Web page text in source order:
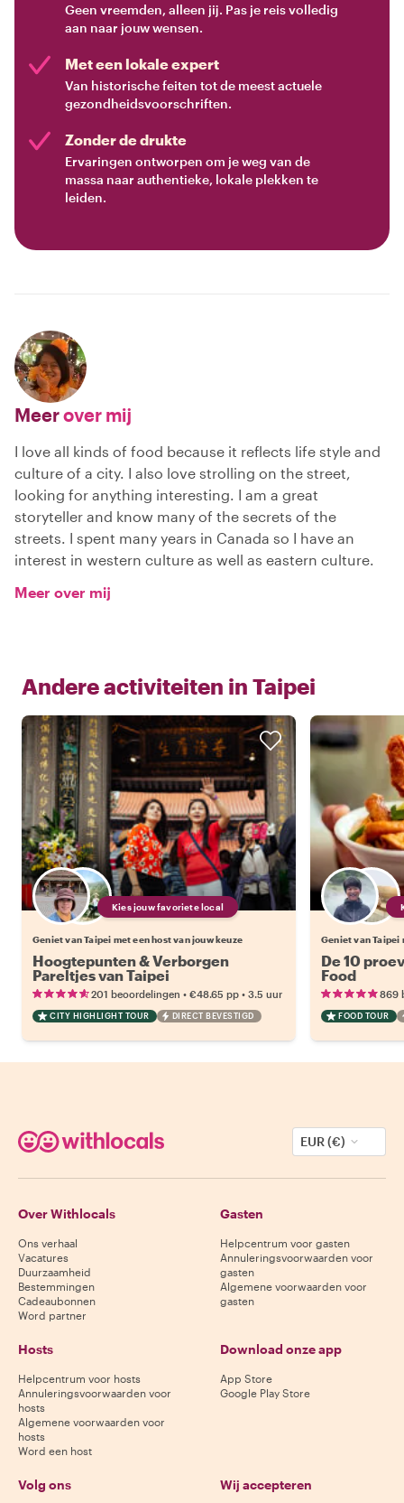
Geen vreemden, alleen jij. Pas je reis volledig
aan naar jouw wensen.
Met een lokale expert
Van historische feiten tot de meest actuele
gezondheidsvoorschriften.
Zonder de drukte
Ervaringen ontworpen om je weg van de
massa naar authentieke, lokale plekken te
leiden.
Meerover mij
I love all kinds of food because it reflects life style and
culture of a city. I also love strolling on the street,
looking for anything interesting. I am a great
storyteller and know many of the secrets of the
streets. I spent many years in Canada so I have an
interest in western culture as well as eastern culture.
Meer over mij
Andere activiteiten in Taipei
Kies jouw favoriete local
Geniet van Taipei met een host van jouw keuze
Hoogtepunten & Verborgen
Pareltjes van Taipei
201 beoordelingen • €48.65 pp • 3.5 uur
CITY HIGHLIGHT TOUR DIRECT BEVESTIGD
Geniet van Taipei
De 10
Food
869
FOOD TOUR
EUR (€)
Over Withlocals
Ons verhaal
Vacatures
Duurzaamheid
Bestemmingen
Cadeaubonnen
Word partner
Gasten
Helpcentrum voor gasten
Annuleringsvoorwaarden voor
gasten
Algemene voorwaarden voor
gasten
Hosts
Helpcentrum voor hosts
Annuleringsvoorwaarden voor
hosts
Algemene voorwaarden voor
hosts
Word een host
Download onze app
App Store
Google Play Store
Volg ons Wij accepteren